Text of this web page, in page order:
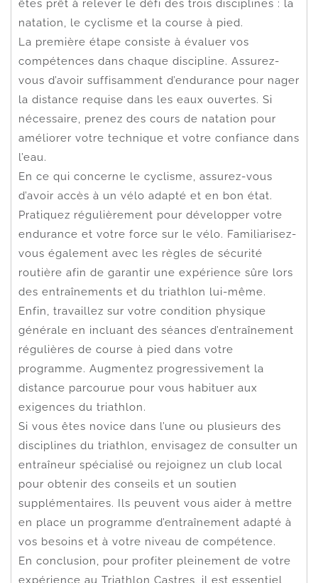
êtes prêt à relever le défi des trois disciplines : la
natation, le cyclisme et la course à pied.
La première étape consiste à évaluer vos
compétences dans chaque discipline. Assurez-
vous d’avoir suffisamment d’endurance pour nager
la distance requise dans les eaux ouvertes. Si
nécessaire, prenez des cours de natation pour
améliorer votre technique et votre confiance dans
l’eau.
En ce qui concerne le cyclisme, assurez-vous
d’avoir accès à un vélo adapté et en bon état.
Pratiquez régulièrement pour développer votre
endurance et votre force sur le vélo. Familiarisez-
vous également avec les règles de sécurité
routière afin de garantir une expérience sûre lors
des entraînements et du triathlon lui-même.
Enfin, travaillez sur votre condition physique
générale en incluant des séances d’entraînement
régulières de course à pied dans votre
programme. Augmentez progressivement la
distance parcourue pour vous habituer aux
exigences du triathlon.
Si vous êtes novice dans l’une ou plusieurs des
disciplines du triathlon, envisagez de consulter un
entraîneur spécialisé ou rejoignez un club local
pour obtenir des conseils et un soutien
supplémentaires. Ils peuvent vous aider à mettre
en place un programme d’entraînement adapté à
vos besoins et à votre niveau de compétence.
En conclusion, pour profiter pleinement de votre
expérience au Triathlon Castres, il est essentiel